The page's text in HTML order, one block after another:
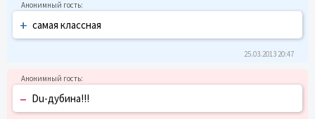
+ самая классная
25.03.2013 20:47
– Du-дубина!!!